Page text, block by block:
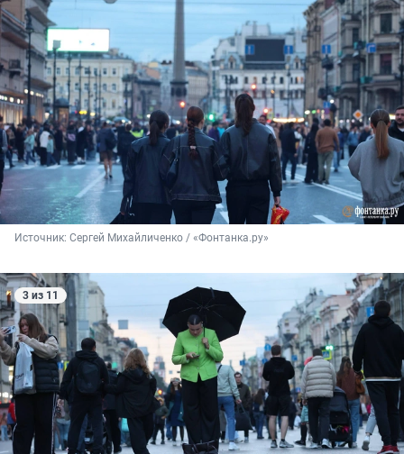
Источник: Сергей Михайличенко / «Фонтанка.ру»
3 из 11